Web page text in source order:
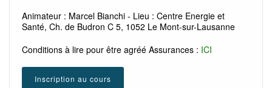
Animateur : Marcel Bianchi - Lieu : Centre Energie et
Santé, Ch. de Budron C 5, 1052 Le Mont-sur-Lausanne
Conditions à lire pour être agréé Assurances : ICI
Inscription au cours